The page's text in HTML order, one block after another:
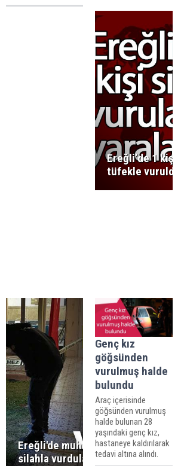
Ereğli’de 1 kişi
tüfekle vuruldu
Ereğli'de muhtarı
silahla vurdular!
Genç kız
göğsünden
vurulmuş halde
bulundu
Araç içerisinde
göğsünden vurulmuş
halde bulunan 28
yaşındaki genç kız,
hastaneye kaldırılarak
tedavi altına alındı.